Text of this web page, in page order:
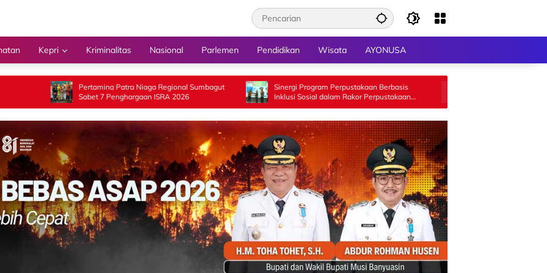
Kepri Kriminalitas Nasional Parlemen Pendidikan Wisata AYONUSA
Pertamina Patra Niaga Regional Sumbagut
Sabet 7 Penghargaan ISRA 2026
Sinergi Program Perpustakaan Berbasis
Inklusi Sosial dalam Rakor Perpustakaan
Sumbar 2026
Respon Aduan Masyarakat Terkait PETI,
Polres 50 Kota Gelar Razia di Galugua